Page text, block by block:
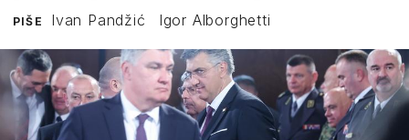
PIŠE Ivan Pandžić Igor Alborghetti